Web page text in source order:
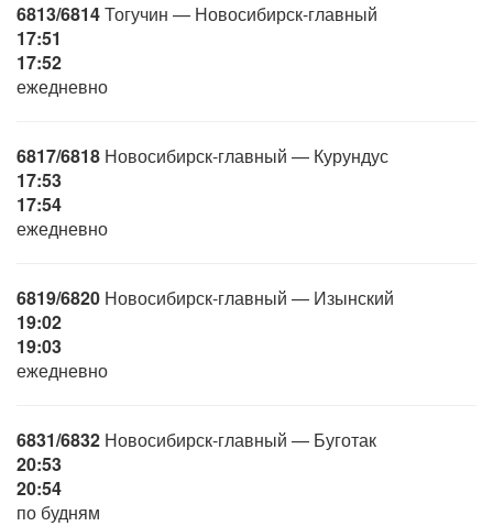
6813/6814Тогучин — Новосибирск-главный
17:51
17:52
ежедневно
6817/6818 Новосибирск-главный — Курундус
17:53
17:54
ежедневно
6819/6820 Новосибирск-главный — Изынский
19:02
19:03
ежедневно
6831/6832 Новосибирск-главный — Буготак
20:53
20:54
по будням